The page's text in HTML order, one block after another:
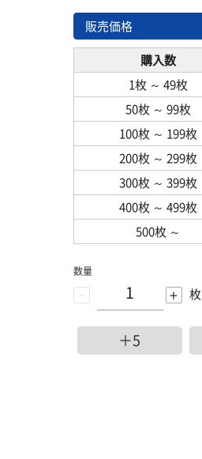
販売価格
購入数
1枚 ～ 49枚
50枚 ～ 99枚
100枚 ～ 199枚
200枚 ～ 299枚
300枚 ～ 399枚
400枚 ～ 499枚
500枚 ～
-
数量
+ 枚
＋5